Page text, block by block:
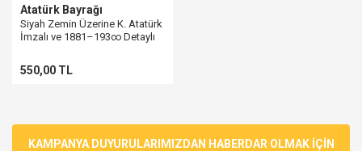
Atatürk Bayrağı
Siyah Zemin Üzerine K. Atatürk
İmzalı ve 1881–193∞ Detaylı
550,00 TL
KAMPANYA DUYURULARIMIZDAN HABERDAR OLMAK İÇİN